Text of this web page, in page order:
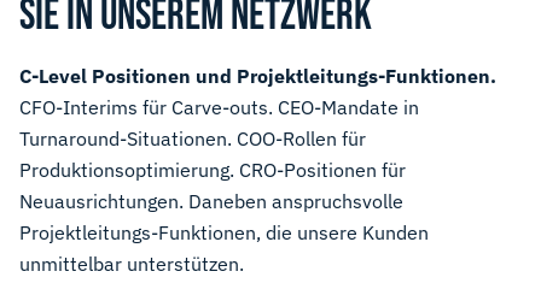
SIE IN UNSEREM NETZWERK
C-Level Positionen und Projektleitungs-Funktionen.
CFO-Interims für Carve-outs. CEO-Mandate in
Turnaround-Situationen. COO-Rollen für
Produktionsoptimierung. CRO-Positionen für
Neuausrichtungen. Daneben anspruchsvolle
Projektleitungs-Funktionen, die unsere Kunden
unmittelbar unterstützen.